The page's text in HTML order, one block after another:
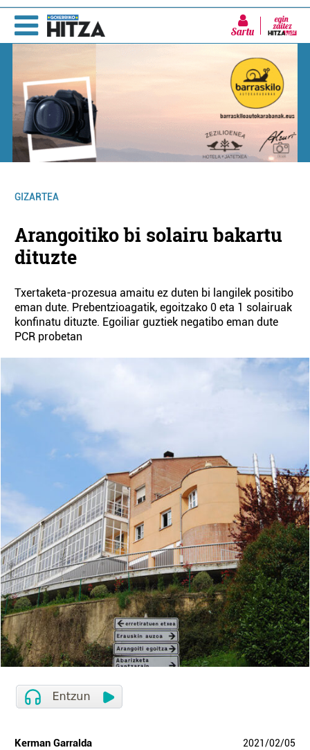
Sartu
GIZARTEA
Arangoitiko bi solairu bakartu
dituzte
Txertaketa-prozesua amaitu ez duten bi langilek positibo
eman dute. Prebentzioagatik, egoitzako 0 eta 1 solairuak
konfinatu dituzte. Egoiliar guztiek negatibo eman dute
PCR probetan
Kerman Garralda 2021/02/05